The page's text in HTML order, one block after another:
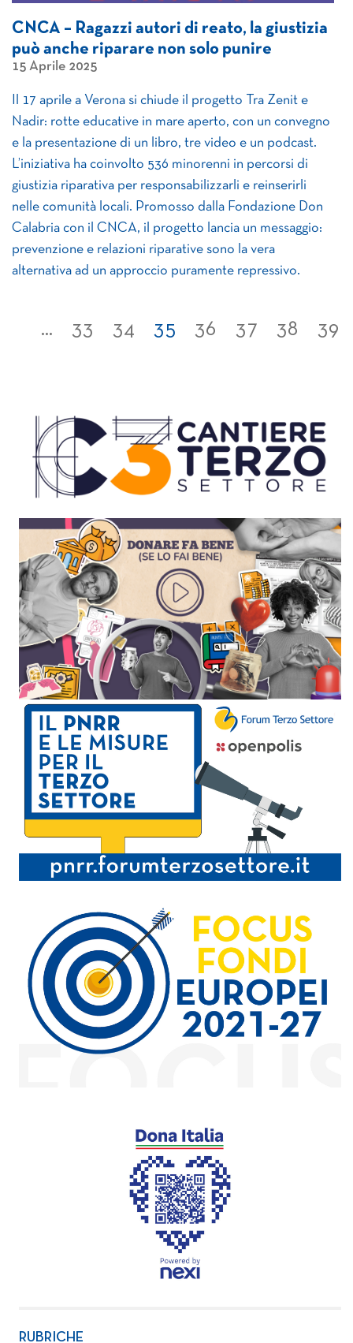
CNCA – Ragazzi autori di reato, la giustizia
può anche riparare non solo punire
15 Aprile 2025
Il 17 aprile a Verona si chiude il progetto Tra Zenit e
Nadir: rotte educative in mare aperto, con un convegno
e la presentazione di un libro, tre video e un podcast.
L’iniziativa ha coinvolto 536 minorenni in percorsi di
giustizia riparativa per responsabilizzarli e reinserirli
nelle comunità locali. Promosso dalla Fondazione Don
Calabria con il CNCA, il progetto lancia un messaggio:
prevenzione e relazioni riparative sono la vera
alternativa ad un approccio puramente repressivo.
... 33 34 35 36 37 38 39
RUBRICHE